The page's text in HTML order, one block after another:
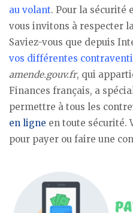
au volant. Pour la sécurité
vous invitons à respecter
Saviez-vous que depuis
vos différentes
amende.gouv.fr, qui
Finances français, a
permettre à tous les
en ligne en toute sécurité.
pour payer ou faire une